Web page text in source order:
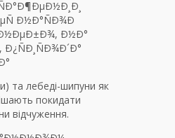
та лебеді-шипуни як
покидати
відчуження.